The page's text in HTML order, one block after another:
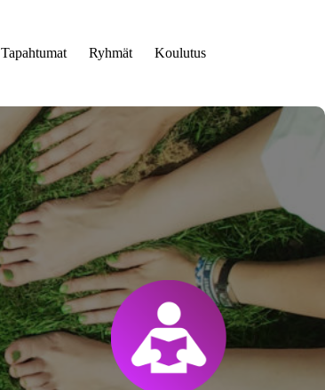
Tapahtumat Ryhmät Koulutus